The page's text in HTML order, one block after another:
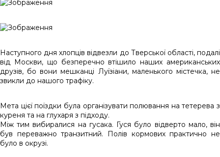
Наступного дня хлопців відвезли до Тверської області, подалі
від Москви, що безперечно втішило наших американських
друзів, бо вони мешканці Луїзіани, маленького містечка, не
звикли до нашого трафіку.
Мета цієї поїздки була організувати полювання на тетерева з
куреня та на глухаря з підходу.
Між тим вибиралися на гусака. Гуся було відверто мало, він
був переважно транзитний. Полів кормових практично не
було в окрузі.